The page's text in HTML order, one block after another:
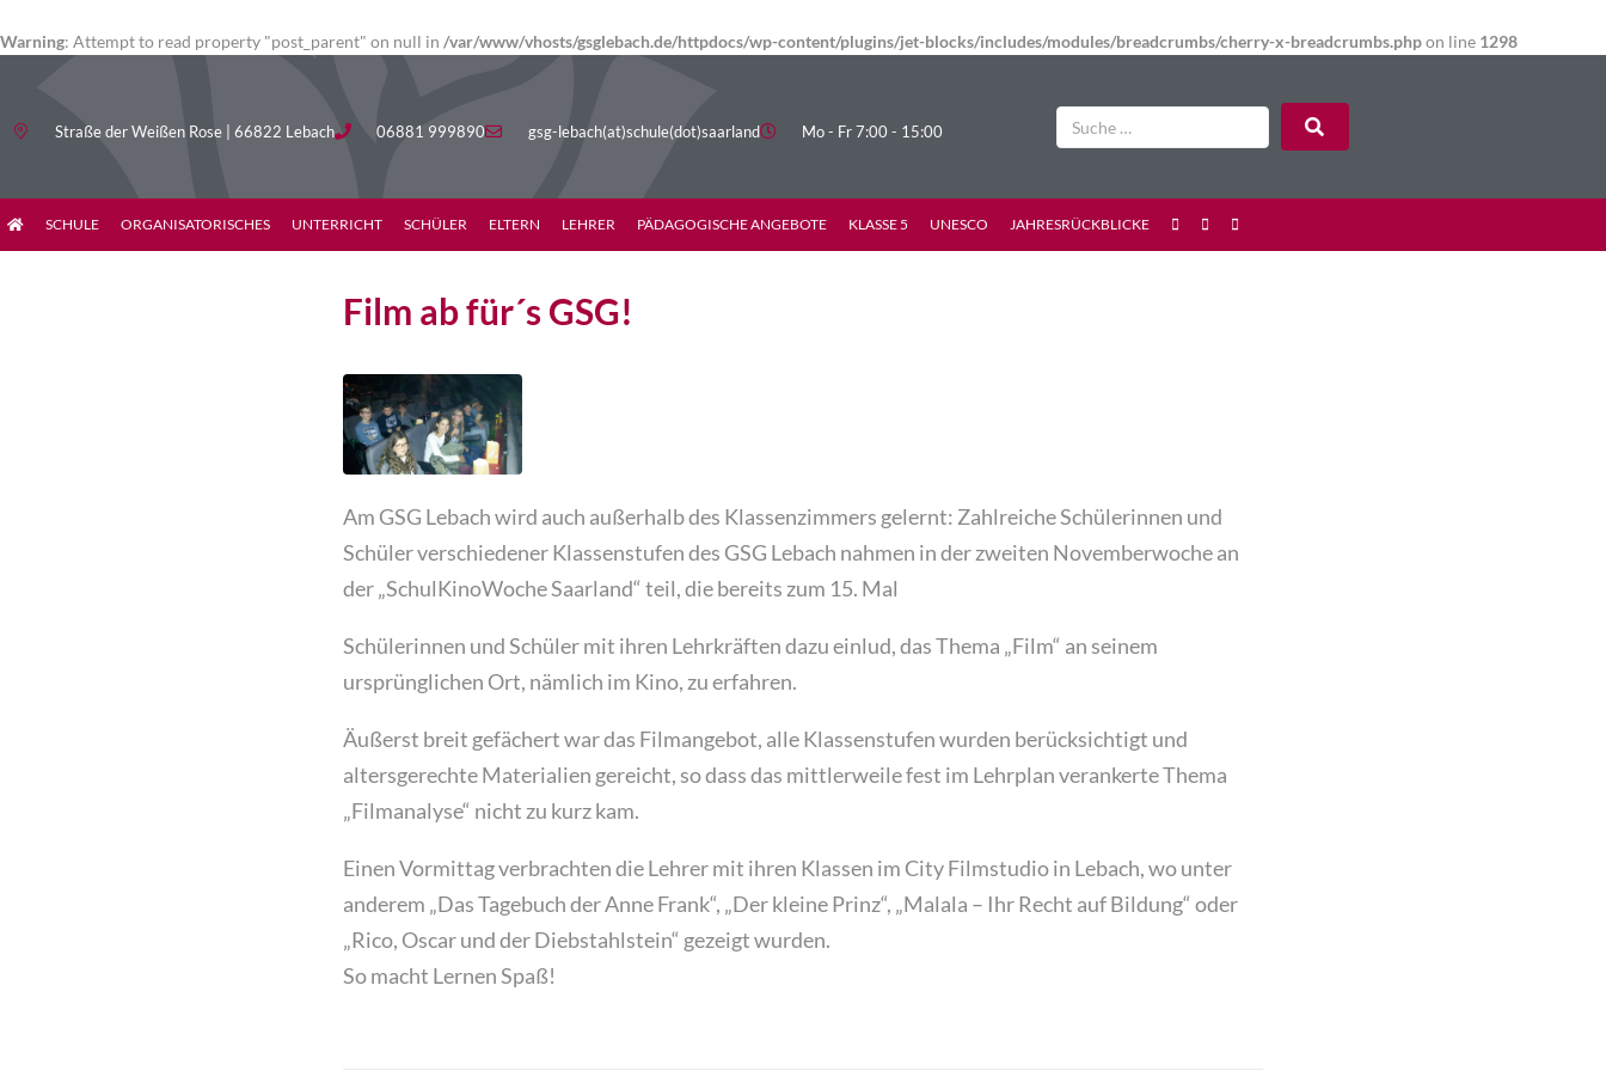
Warning: Attempt to read property "post_parent" on null in /var/www/vhosts/gsglebach.de/httpdocs/wp-content/plugins/jet-blocks/includes/modules/breadcrumbs/cherry-x-breadcrumbs.phpon line 1298
Straße der Weißen Rose | 66822 Lebach 06881 999890 gsg-lebach(at)schule(dot)saarland Mo - Fr 7:00 - 15:00
SCHULE ORGANISATORISCHES UNTERRICHT SCHÜLER ELTERN LEHRER PÄDAGOGISCHE ANGEBOTE KLASSE 5 UNESCO JAHRESRÜCKBLICKE
Film ab für´s GSG!
Am GSG Lebach wird auch außerhalb des Klassenzimmers gelernt: Zahlreiche Schülerinnen und
Schüler verschiedener Klassenstufen des GSG Lebach nahmen in der zweiten Novemberwoche an
der „SchulKinoWoche Saarland“ teil, die bereits zum 15. Mal
Schülerinnen und Schüler mit ihren Lehrkräften dazu einlud, das Thema „Film“ an seinem
ursprünglichen Ort, nämlich im Kino, zu erfahren.
Äußerst breit gefächert war das Filmangebot, alle Klassenstufen wurden berücksichtigt und
altersgerechte Materialien gereicht, so dass das mittlerweile fest im Lehrplan verankerte Thema
„Filmanalyse“ nicht zu kurz kam.
Einen Vormittag verbrachten die Lehrer mit ihren Klassen im City Filmstudio in Lebach, wo unter
anderem „Das Tagebuch der Anne Frank“, „Der kleine Prinz“, „Malala – Ihr Recht auf Bildung“ oder
„Rico, Oscar und der Diebstahlstein“ gezeigt wurden.
So macht Lernen Spaß!